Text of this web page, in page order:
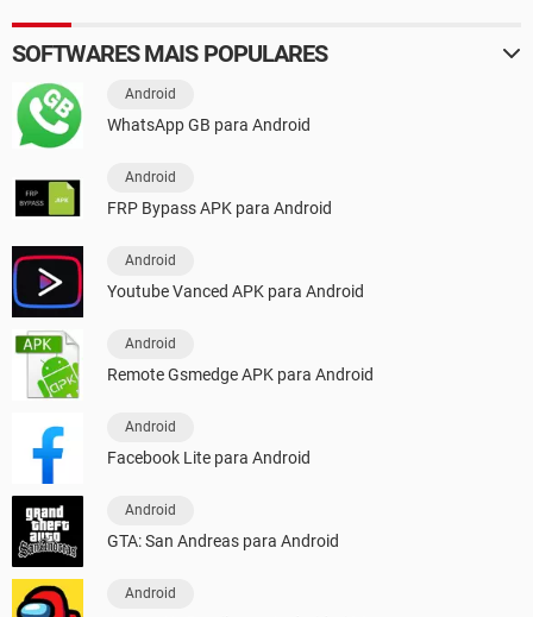
SOFTWARES MAIS POPULARES
Android
WhatsApp GB para Android
Android
FRP Bypass APK para Android
Android
Youtube Vanced APK para Android
Android
Remote Gsmedge APK para Android
Android
Facebook Lite para Android
Android
GTA: San Andreas para Android
Android